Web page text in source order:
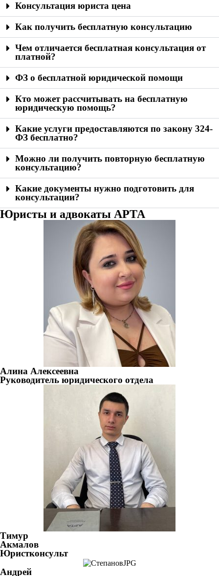
Консультация юриста цена
Как получить бесплатную консультацию
Чем отличается бесплатная консультация от
платной?
ФЗ о бесплатной юридической помощи
Кто может рассчитывать на бесплатную
юридическую помощь?
Какие услуги предоставляются по закону 324-
ФЗ бесплатно?
Можно ли получить повторную бесплатную
консультацию?
Какие документы нужно подготовить для
консультации?
Юристы и адвокаты АРТА
Алина Алексеевна
Руководитель юридического отдела
Тимур
Акмалов
Юристконсульт
Андрей